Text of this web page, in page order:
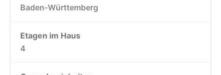
Baden-Württemberg
Etagen im Haus
4